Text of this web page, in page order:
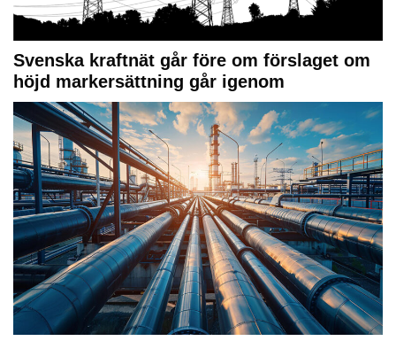
Svenska kraftnät går före om förslaget om
höjd markersättning går igenom